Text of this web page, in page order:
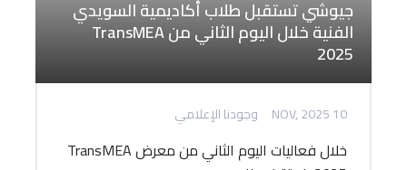
جيوشي تستقبل طلاب أكاديمية السويدي
الفنية خلال اليوم الثاني من TransMEA
2025
10 NOV, 2025 وجودنا الإعلامي
خلال فعاليات اليوم الثاني من معرض TransMEA